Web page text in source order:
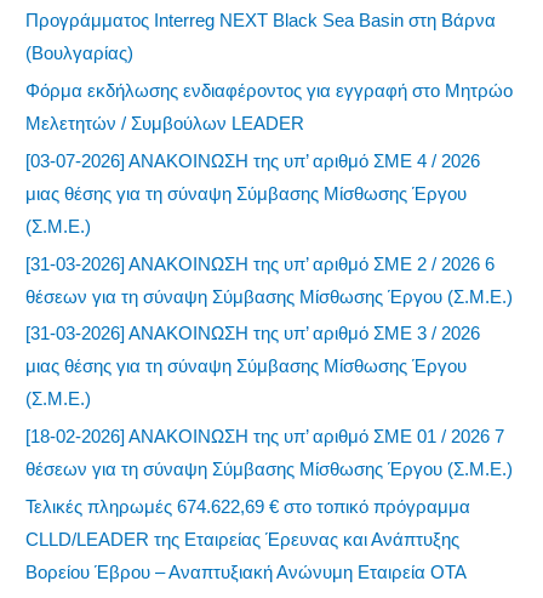
Προγράμματος Interreg NEXT Black Sea Basin στη Βάρνα
(Βουλγαρίας)
Φόρμα εκδήλωσης ενδιαφέροντος για εγγραφή στο Μητρώο
Μελετητών / Συμβούλων LEADER
[03-07-2026] ΑΝΑΚΟΙΝΩΣΗ της υπ’ αριθμό ΣΜΕ 4 / 2026
μιας θέσης για τη σύναψη Σύμβασης Μίσθωσης Έργου
(Σ.Μ.Ε.)
[31-03-2026] ΑΝΑΚΟΙΝΩΣΗ της υπ’ αριθμό ΣΜΕ 2 / 2026 6
θέσεων για τη σύναψη Σύμβασης Μίσθωσης Έργου (Σ.Μ.Ε.)
[31-03-2026] ΑΝΑΚΟΙΝΩΣΗ της υπ’ αριθμό ΣΜΕ 3 / 2026
μιας θέσης για τη σύναψη Σύμβασης Μίσθωσης Έργου
(Σ.Μ.Ε.)
[18-02-2026] ΑΝΑΚΟΙΝΩΣΗ της υπ’ αριθμό ΣΜΕ 01 / 2026 7
θέσεων για τη σύναψη Σύμβασης Μίσθωσης Έργου (Σ.Μ.Ε.)
Τελικές πληρωμές 674.622,69 € στο τοπικό πρόγραμμα
CLLD/LEADER της Εταιρείας Έρευνας και Ανάπτυξης
Βορείου Έβρου – Αναπτυξιακή Ανώνυμη Εταιρεία ΟΤΑ